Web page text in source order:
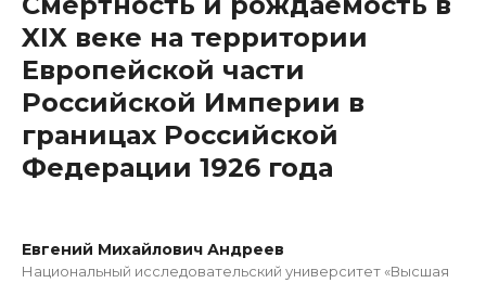
XIX веке на территории
Европейской части
Российской Империи в
границах Российской
Федерации 1926 года
Евгений Михайлович Андреев
Национальный исследовательский университет «Высшая